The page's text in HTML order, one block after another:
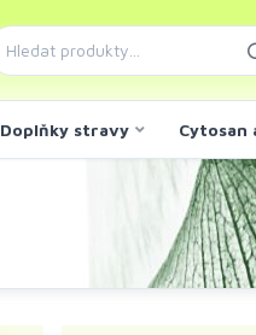
Doplňky stravy Cytosan